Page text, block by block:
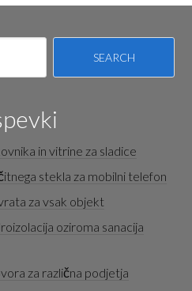
in vitrine za sladice
stekla za mobilni telefon
za vsak objekt
oziroma sanacija
za različna podjetja